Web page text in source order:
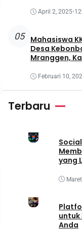
April 2, 2025•
05
Mahasiswa
Desa
Mranggen,
Obat Dengan
Februari 10,
Terbaru
yang
untuk
Anda